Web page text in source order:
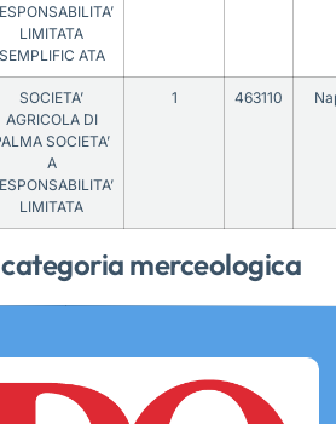
merceologica
LIMITATA
SEMPLIFIC ATA
SOCIETA’
AGRICOLA DI
SOCIETA’
A
LIMITATA
1 463110